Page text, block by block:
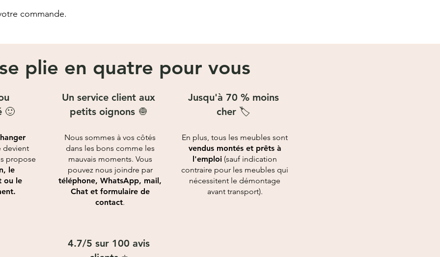
commande.
plie en quatre pour vous
🙂
devient
propose
le
ou le
Un service client aux
petits oignons 🧅
Nous sommes à vos côtés
dans les bons comme les
mauvais moments. Vous
pouvez nous joindre par
téléphone, WhatsApp, mail,
Chat et formulaire de
contact.
Jusqu'à 70 % moins
cher 🏷
En plus, tous les meubles sont
vendus montés et prêts à
l'emploi (sauf indication
contraire pour les meubles qui
nécessitent le démontage
avant transport).
4.7/5 sur 100 avis